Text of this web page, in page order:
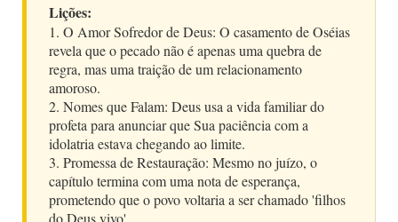
Lições:
1. O Amor Sofredor de Deus: O casamento de Oséias
revela que o pecado não é apenas uma quebra de
regra, mas uma traição de um relacionamento
amoroso.
2. Nomes que Falam: Deus usa a vida familiar do
profeta para anunciar que Sua paciência com a
idolatria estava chegando ao limite.
3. Promessa de Restauração: Mesmo no juízo, o
capítulo termina com uma nota de esperança,
prometendo que o povo voltaria a ser chamado 'filhos
do Deus vivo'.